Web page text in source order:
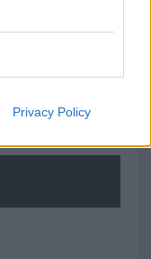
Privacy Policy